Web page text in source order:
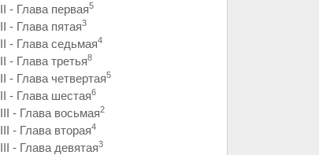
II - Глава первая5
II - Глава пятая3
II - Глава седьмая4
II - Глава третья8
II - Глава четвертая5
II - Глава шестая6
III - Глава восьмая2
III - Глава вторая4
III - Глава девятая3